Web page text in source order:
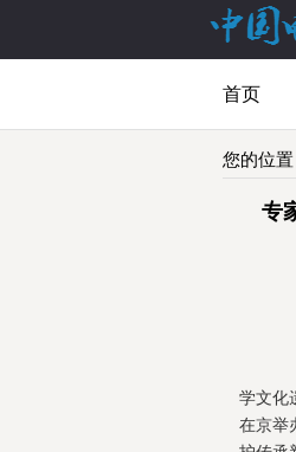
首页
您的位置
专
学文化
在京举